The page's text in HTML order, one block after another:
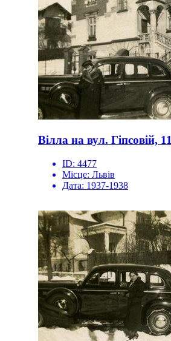
Вілла на вул. Гіпсовій, 11
ID: 4477
Місце: Львів
Дата: 1937-1938